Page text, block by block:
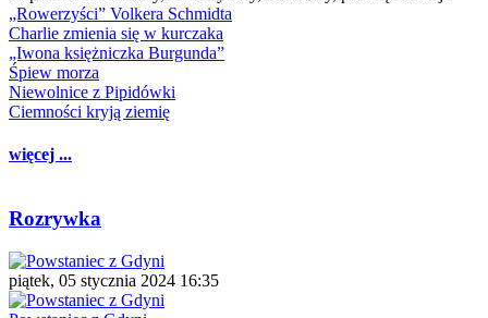
„Rowerzyści” Volkera Schmidta
Charlie zmienia się w kurczaka
„Iwona księżniczka Burgunda”
Śpiew morza
Niewolnice z Pipidówki
Ciemności kryją ziemię
więcej ...
Rozrywka
piątek, 05 stycznia 2024 16:35